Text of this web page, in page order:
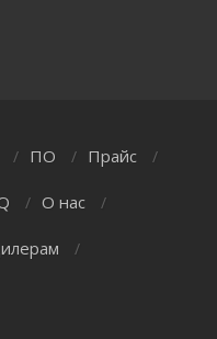
/ ПО / Прайс /
/ О нас /
/